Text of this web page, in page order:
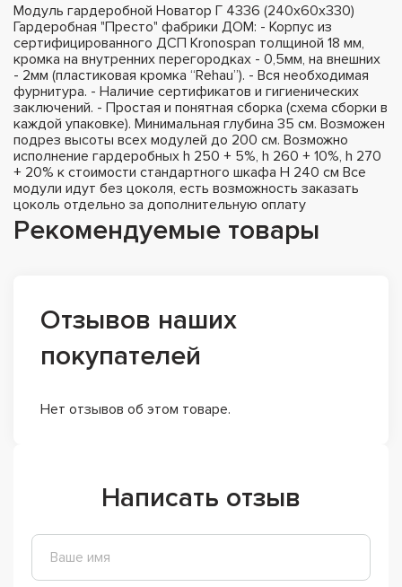
Модуль гардеробной Новатор Г 4336 (240х60х330)
Гардеробная "Престо" фабрики ДОМ: - Корпус из
сертифицированного ДСП Kronospan толщиной 18 мм,
кромка на внутренних перегородках - 0,5мм, на внешних
- 2мм (пластиковая кромка “Rehau”). - Вся необходимая
фурнитура. - Наличие сертификатов и гигиенических
заключений. - Простая и понятная сборка (схема сборки в
каждой упаковке). Минимальная глубина 35 см. Возможен
подрез высоты всех модулей до 200 см. Возможно
исполнение гардеробных h 250 + 5%, h 260 + 10%, h 270
+ 20% к стоимости стандартного шкафа H 240 см Все
модули идут без цоколя, есть возможность заказать
цоколь отдельно за дополнительную оплату
Рекомендуемые товары
Отзывов наших
покупателей
Нет отзывов об этом товаре.
Написать отзыв